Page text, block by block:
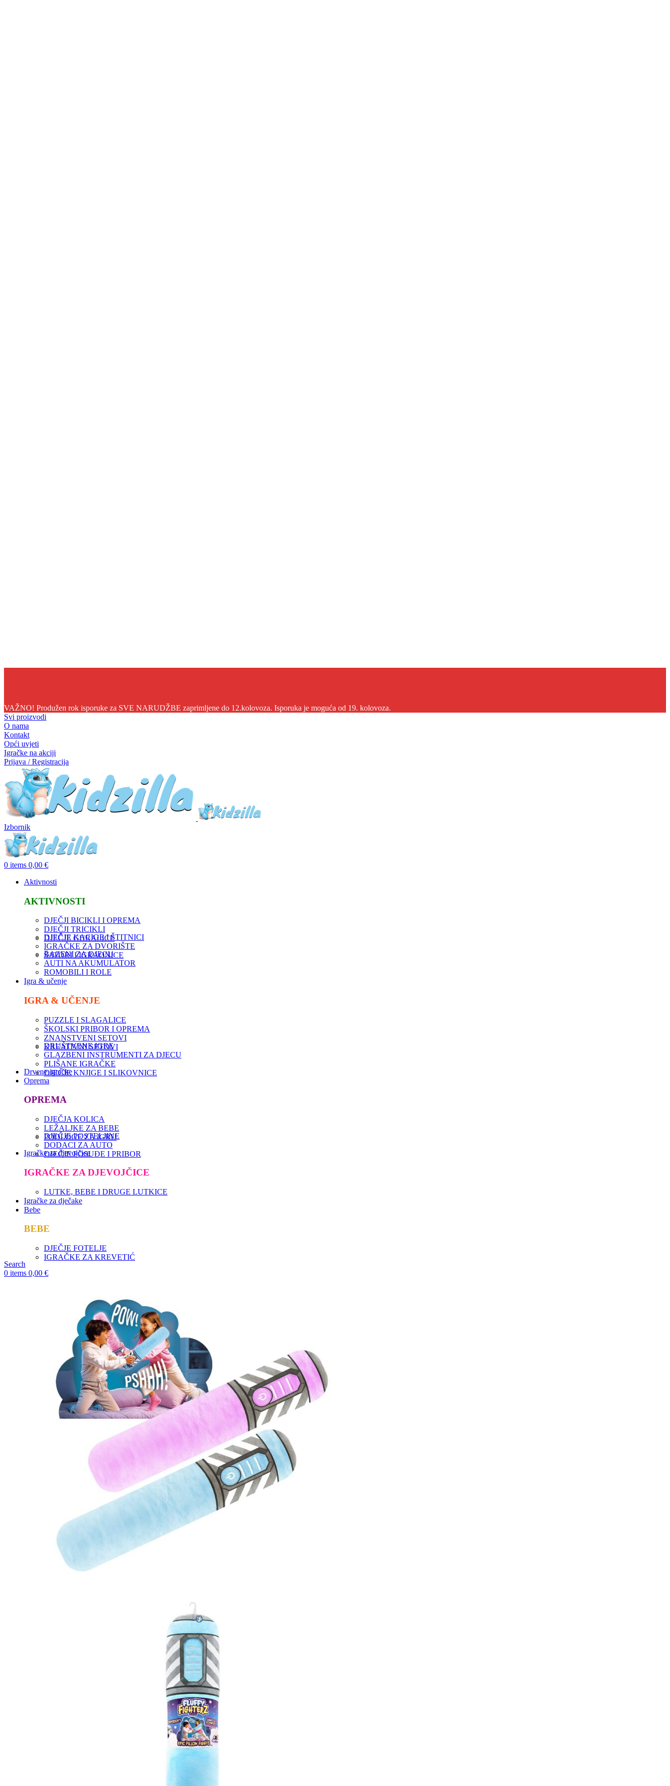
VAŽNO! Produžen rok isporuke za SVE NARUDŽBE zaprimljene do 12.kolovoza. Isporuka je moguća od 19. kolovoza.
Svi proizvodi
O nama
Kontakt
Opći uvjeti
Igračke na akciji
Prijava / Registracija
Izbornik
0 items 0,00 €
Aktivnosti
AKTIVNOSTI
DJEČJI BICIKLI I OPREMA
DJEČJI TRICIKLI
DJEČJE GURALICE
DJEČJE KACIGE I ŠTITNICI
IGRAČKE ZA DVORIŠTE
ŠATORI I IGRAONICE
BAZENI ZA DJECU
AUTI NA AKUMULATOR
ROMOBILI I ROLE
Igra & učenje
IGRA & UČENJE
PUZZLE I SLAGALICE
ŠKOLSKI PRIBOR I OPREMA
ZNANSTVENI SETOVI
KREATIVNI SETOVI
DRUŠTVENE IGRE
GLAZBENI INSTRUMENTI ZA DJECU
PLIŠANE IGRAČKE
DJEČJE KNJIGE I SLIKOVNICE
Drvene igračke
Oprema
OPREMA
DJEČJA KOLICA
LEŽALJKE ZA BEBE
PODLOGE ZA IGRU
DJEČJE POSTELJINE
DODACI ZA AUTO
DJEČJE POSUĐE I PRIBOR
Igračke za djevojčice
IGRAČKE ZA DJEVOJČICE
LUTKE, BEBE I DRUGE LUTKICE
Igračke za dječake
Bebe
BEBE
DJEČJE FOTELJE
IGRAČKE ZA KREVETIĆ
Search
0 items 0,00 €